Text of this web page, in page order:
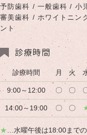
予防歯科 / 一般歯科 / 小
審美歯科 / ホワイトニン
ント
診療時間
診療時間 月 火
9:00～12:00 〇 〇
14:00～19:00 〇 〇
★ …水曜午後は18:00まで